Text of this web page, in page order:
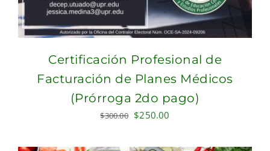
Certificación Profesional de
Facturación de Planes Médicos
(Prórroga 2do pago)
$300.00 Original
was:
$250.00
is: